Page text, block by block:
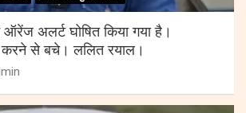
अलर्ट घोषित किया गया है।
करने से बचे। ललित रयाल।